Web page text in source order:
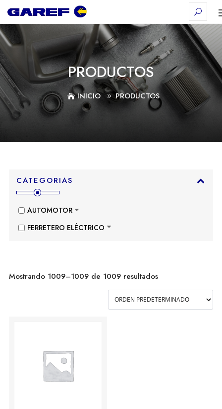
PRODUCTOS
INICIO PRODUCTOS
CATEGORIAS
AUTOMOTOR
FERRETERO ELÉCTRICO
Mostrando 1009–1009 de 1009 resultados